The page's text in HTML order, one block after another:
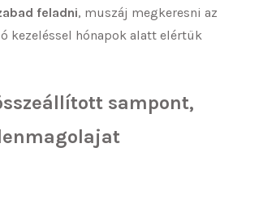
feladni, muszáj megkeresni az
kezeléssel hónapok alatt elértük
sampont,